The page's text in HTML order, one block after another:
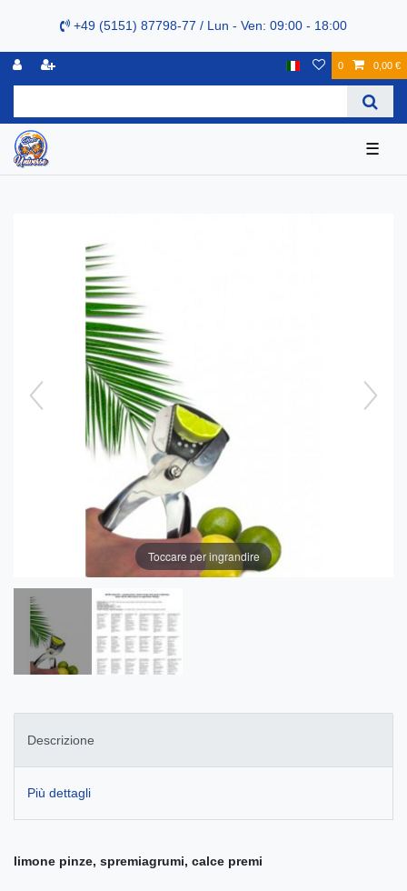
+49 (5151) 87798-77 / Lun - Ven: 09:00 - 18:00
0 0,00 €
☰
Toccare per ingrandire
Descrizione
Più dettagli
limone pinze, spremiagrumi, calce premi